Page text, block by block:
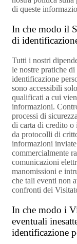
di queste
In che modo il
di
Tutti i nostri
le nostre pratiche
identificazione
sono accessibili
qualificati a cui
informazioni.
processi di
di carta di credito o
da protocolli di
informazioni inviate
commercialmente
comunicazioni
manomissioni e
che tali eventi non
confronti dei
In che modo i
eventuali
identificazione